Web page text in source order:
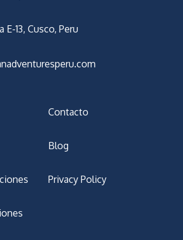
E-13, Cusco, Peru
Contacto
Blog
Privacy Policy